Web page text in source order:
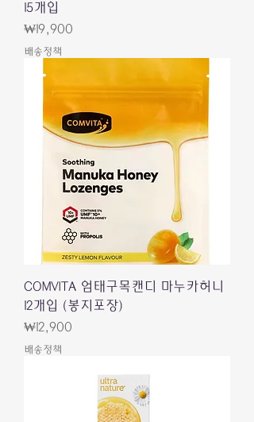
15개입
價格
₩19,900
배송정책
COMVITA 엄태구목캔디 마누카허니
12개입 (봉지포장)
價格
₩12,900
배송정책